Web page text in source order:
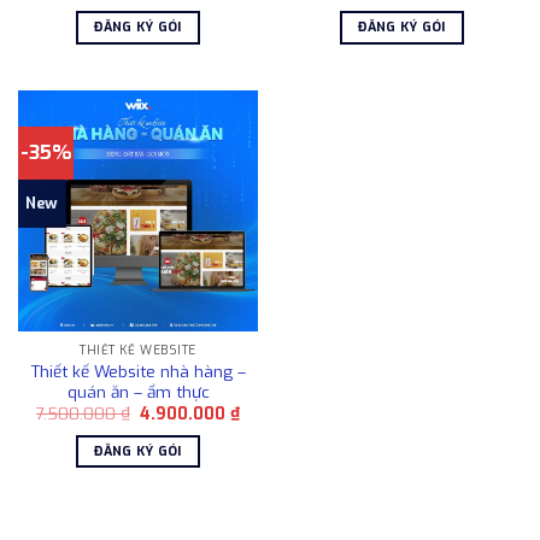
là:
7.500.000 ₫.
ĐĂNG KÝ GÓI là:
7.500.000 ₫.
ĐĂNG KÝ GÓI
-35%
New
THIẾT KẾ WEBSITE
Thiết kế Website nhà hàng –
quán ăn – ẩm thực
7.500.000₫ Giá
là:
7.500.000 ₫.
4.900.000₫Giá
hiện
ĐĂNG KÝ GÓI